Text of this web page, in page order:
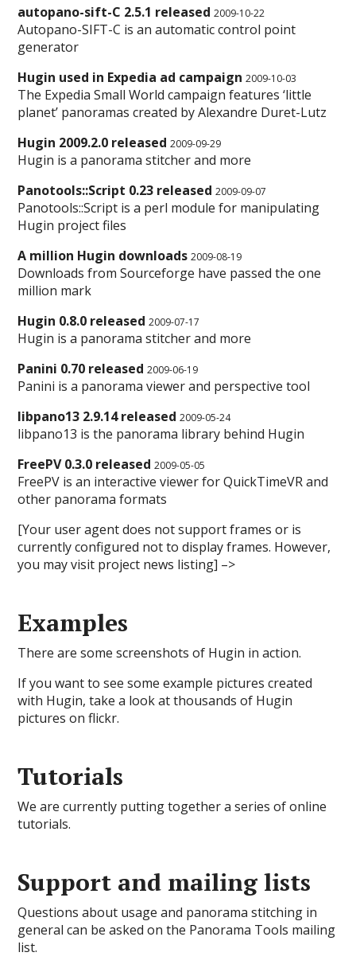
autopano-sift-C 2.5.1 released 2009-10-22
Autopano-SIFT-C is an automatic control point
generator
Hugin used in Expedia ad campaign 2009-10-03
The Expedia Small World campaign features ‘little
planet’ panoramas created by Alexandre Duret-Lutz
Hugin 2009.2.0 released 2009-09-29
Hugin is a panorama stitcher and more
Panotools::Script 0.23 released 2009-09-07
Panotools::Script is a perl module for manipulating
Hugin project files
A million Hugin downloads 2009-08-19
Downloads from Sourceforge have passed the one
million mark
Hugin 0.8.0 released 2009-07-17
Hugin is a panorama stitcher and more
Panini 0.70 released 2009-06-19
Panini is a panorama viewer and perspective tool
libpano13 2.9.14 released 2009-05-24
libpano13 is the panorama library behind Hugin
FreePV 0.3.0 released 2009-05-05
FreePV is an interactive viewer for QuickTimeVR and
other panorama formats
[Your user agent does not support frames or is
currently configured not to display frames. However,
you may visit project news listing] –>
Examples
There are some screenshots of Hugin in action.
If you want to see some example pictures created
with Hugin, take a look at thousands of Hugin
pictures on flickr.
Tutorials
We are currently putting together a series of online
tutorials.
Support and mailing lists
Questions about usage and panorama stitching in
general can be asked on the Panorama Tools mailing
list.